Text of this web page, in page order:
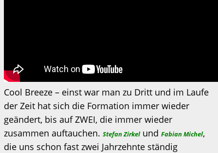
Cool Breeze – einst war man zu Dritt und im Laufe
der Zeit hat sich die Formation immer wieder
geändert, bis auf ZWEI, die immer wieder
zusammen auftauchen. Stefan Zirkelund Fabian Michel,
die uns schon fast zwei Jahrzehnte ständig